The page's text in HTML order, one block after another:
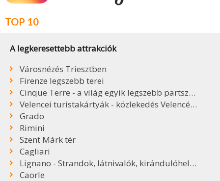
TOP 10
A legkeresettebb attrakciók
Városnézés Triesztben
Firenze legszebb terei
Cinque Terre - a világ egyik legszebb partszakasza
Velencei turistakártyák - közlekedés Velencében
Grado
Rimini
Szent Márk tér
Cagliari
Lignano - Strandok, látnivalók, kirándulóhelyek
Caorle